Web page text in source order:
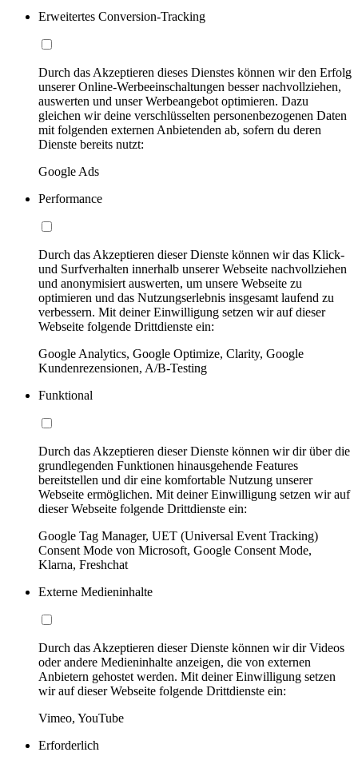
Erweitertes Conversion-Tracking
Durch das Akzeptieren dieses Dienstes können wir den Erfolg
unserer Online-Werbeeinschaltungen besser nachvollziehen,
auswerten und unser Werbeangebot optimieren. Dazu
gleichen wir deine verschlüsselten personenbezogenen Daten
mit folgenden externen Anbietenden ab, sofern du deren
Dienste bereits nutzt:
Google Ads
Performance
Durch das Akzeptieren dieser Dienste können wir das Klick-
und Surfverhalten innerhalb unserer Webseite nachvollziehen
und anonymisiert auswerten, um unsere Webseite zu
optimieren und das Nutzungserlebnis insgesamt laufend zu
verbessern. Mit deiner Einwilligung setzen wir auf dieser
Webseite folgende Drittdienste ein:
Google Analytics, Google Optimize, Clarity, Google
Kundenrezensionen, A/B-Testing
Funktional
Durch das Akzeptieren dieser Dienste können wir dir über die
grundlegenden Funktionen hinausgehende Features
bereitstellen und dir eine komfortable Nutzung unserer
Webseite ermöglichen. Mit deiner Einwilligung setzen wir auf
dieser Webseite folgende Drittdienste ein:
Google Tag Manager, UET (Universal Event Tracking)
Consent Mode von Microsoft, Google Consent Mode,
Klarna, Freshchat
Externe Medieninhalte
Durch das Akzeptieren dieser Dienste können wir dir Videos
oder andere Medieninhalte anzeigen, die von externen
Anbietern gehostet werden. Mit deiner Einwilligung setzen
wir auf dieser Webseite folgende Drittdienste ein:
Vimeo, YouTube
Erforderlich